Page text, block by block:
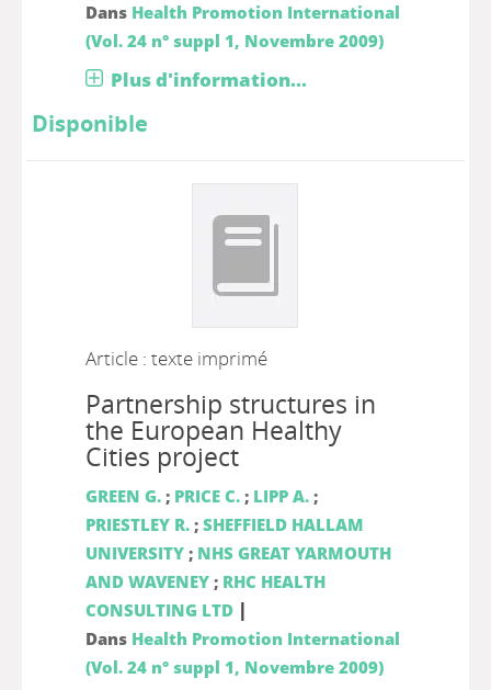
Dans Health Promotion International
(Vol. 24 n° suppl 1, Novembre 2009)
Plus d'information...
Disponible
Article : texte imprimé
Partnership structures in
the European Healthy
Cities project
GREEN G.; PRICE C.; LIPP A.;
PRIESTLEY R.; SHEFFIELD HALLAM
UNIVERSITY; NHS GREAT YARMOUTH
AND WAVENEY; RHC HEALTH
CONSULTING LTD |
Dans Health Promotion International
(Vol. 24 n° suppl 1, Novembre 2009)